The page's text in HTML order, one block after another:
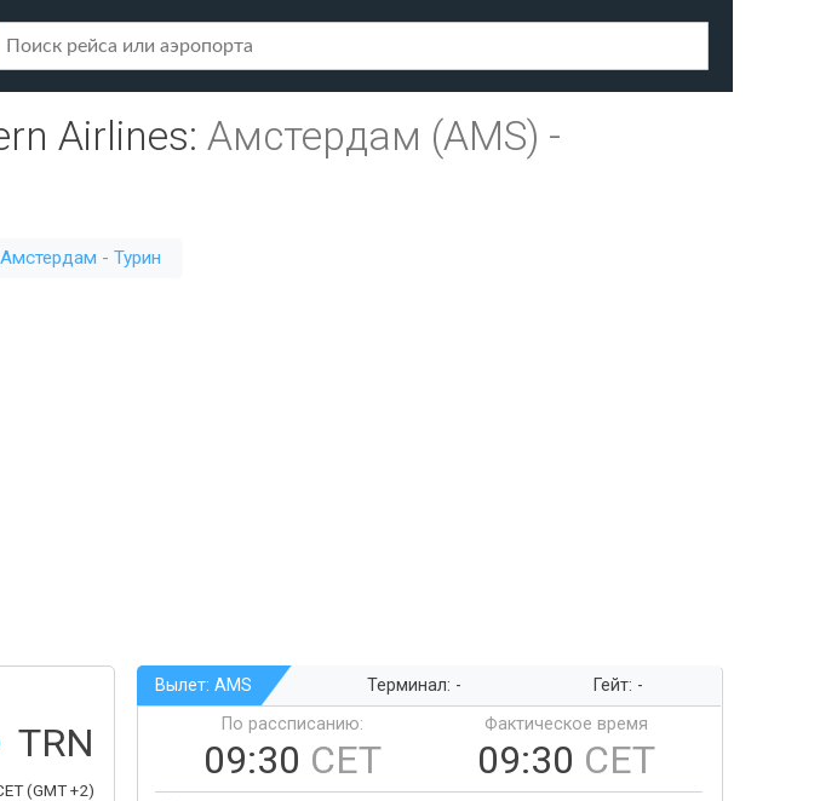
Airlines: Амстердам (AMS) -
Амстердам - Турин
TRN
(GMT +2)
Вылет: AMS Терминал: -
Гейт: -
По рассписанию:
09:30 CET
Фактическое время
09:30 CET